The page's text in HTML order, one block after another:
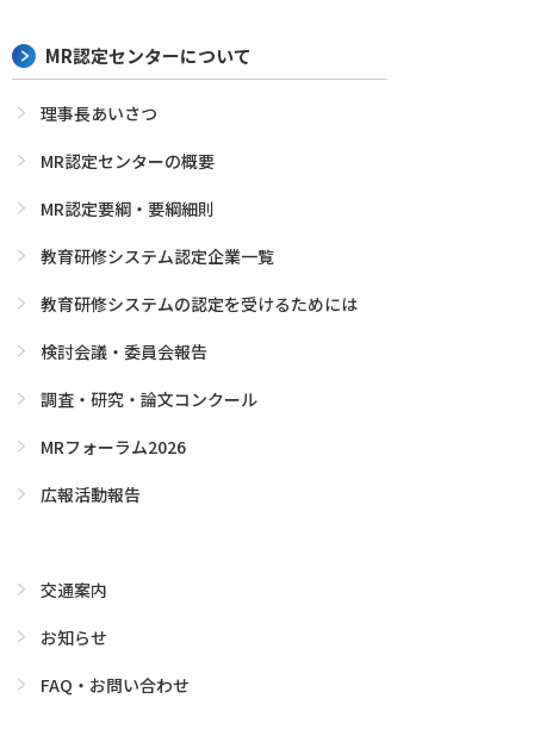
MR認定センターについて
理事長あいさつ
MR認定センターの概要
MR認定要綱・要綱細則
教育研修システム認定企業一覧
教育研修システムの認定を受けるためには
検討会議・委員会報告
調査・研究・論文コンクール
MRフォーラム2026
広報活動報告
交通案内
お知らせ
FAQ・お問い合わせ